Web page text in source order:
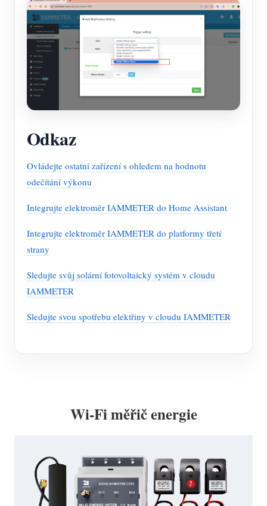
Odkaz
Ovládejte ostatní zařízení s ohledem na hodnotu
odečítání výkonu
Integrujte elektroměr IAMMETER do Home Assistant
Integrujte elektroměr IAMMETER do platformy třetí
strany
Sledujte svůj solární fotovoltaický systém v cloudu
IAMMETER
Sledujte svou spotřebu elektřiny v cloudu IAMMETER
Wi-Fi měřič energie